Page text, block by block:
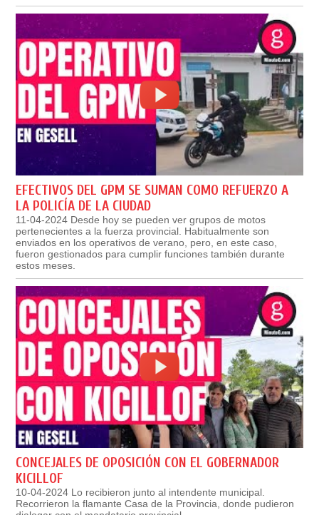
EFECTIVOS DEL GPM SE SUMAN COMO REFUERZO A
LA POLICÍA DE LA CIUDAD
11-04-2024 Desde hoy se pueden ver grupos de motos
pertenecientes a la fuerza provincial. Habitualmente son
enviados en los operativos de verano, pero, en este caso,
fueron gestionados para cumplir funciones también durante
estos meses.
CONCEJALES DE OPOSICIÓN CON EL GOBERNADOR
KICILLOF
10-04-2024 Lo recibieron junto al intendente municipal.
Recorrieron la flamante Casa de la Provincia, donde pudieron